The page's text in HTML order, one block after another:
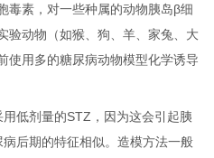
毒素，对一些种属的动物胰岛β细
验动物（如猴、狗、羊、家兔、大
使用多的糖尿病动物模型化学诱导
低剂量的STZ，因为这会引起胰
后期的特征相似。造模方法一般